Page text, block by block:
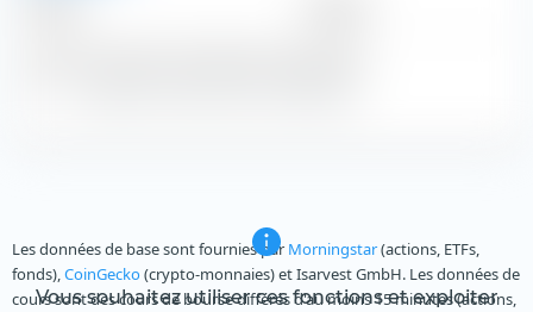
Vous souhaitez utiliser ces fonctions et exploiter
Les données de base sont fournies par Morningstar(actions, ETFs,
fonds),CoinGecko(crypto-monnaies) et Isarvest GmbH. Les données de
cours sont des cours de bourse différés d'au moins 15 minutes (actions,